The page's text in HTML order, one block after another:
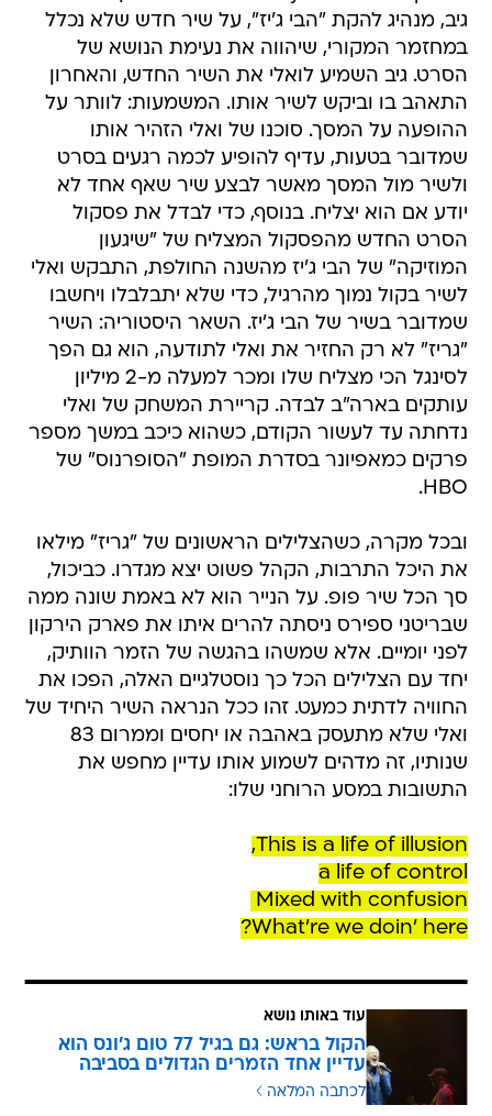
גיב, מנהיג להקת "הבי ג'יז", על שיר חדש שלא נכלל
במחזמר המקורי, שיהווה את נעימת הנושא של
הסרט. גיב השמיע לואלי את השיר החדש, והאחרון
התאהב בו וביקש לשיר אותו. המשמעות: לוותר על
ההופעה על המסך. סוכנו של ואלי הזהיר אותו
שמדובר בטעות, עדיף להופיע לכמה רגעים בסרט
ולשיר מול המסך מאשר לבצע שיר שאף אחד לא
יודע אם הוא יצליח. בנוסף, כדי לבדל את פסקול
הסרט החדש מהפסקול המצליח של "שיגעון
המוזיקה" של הבי ג'יז מהשנה החולפת, התבקש ואלי
לשיר בקול נמוך מהרגיל, כדי שלא יתבלבלו ויחשבו
שמדובר בשיר של הבי ג'יז. השאר היסטוריה: השיר
"גריז" לא רק החזיר את ואלי לתודעה, הוא גם הפך
לסינגל הכי מצליח שלו ומכר למעלה מ-2 מיליון
עותקים בארה"ב לבדה. קריירת המשחק של ואלי
נדחתה עד לעשור הקודם, כשהוא כיכב במשך מספר
פרקים כמאפיונר בסדרת המופת "הסופרנוס" של
HBO.
ובכל מקרה, כשהצלילים הראשונים של "גריז" מילאו
את היכל התרבות, הקהל פשוט יצא מגדרו. כביכול,
סך הכל שיר פופ. על הנייר הוא לא באמת שונה ממה
שבריטני ספירס ניסתה להרים איתו את פארק הירקון
לפני יומיים. אלא שמשהו בהגשה של הזמר הוותיק,
יחד עם הצלילים הכל כך נוסטלגיים האלה, הפכו את
החוויה לדתית כמעט. זהו ככל הנראה השיר היחיד של
ואלי שלא מתעסק באהבה או יחסים וממרום 83
שנותיו, זה מדהים לשמוע אותו עדיין מחפש את
התשובות במסע הרוחני שלו:
This is a life of illusion,
a life of control
Mixed with confusion 
What're we doin' here?
עוד באותו נושא
הקול בראש: גם בגיל 77 טום ג'ונס הוא
עדיין אחד הזמרים הגדולים בסביבה
לכתבה המלאה